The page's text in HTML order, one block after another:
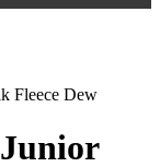
Fleece Dew